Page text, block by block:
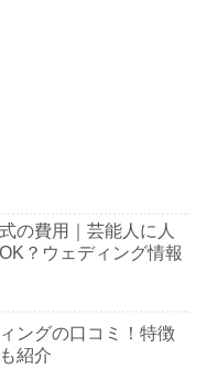
の費用｜芸能人に人
？ウェディング情報
ングの口コミ！特徴
紹介